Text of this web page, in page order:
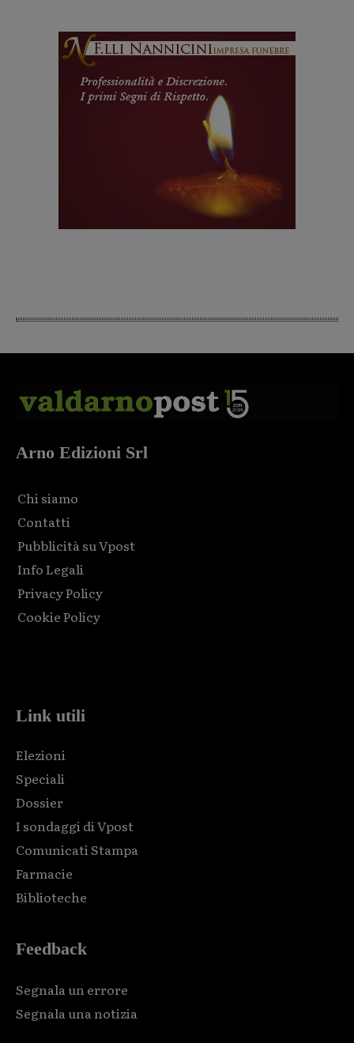
Arno Edizioni Srl
Chi siamo
Contatti
Pubblicità su Vpost
Info Legali
Privacy Policy
Cookie Policy
Link utili
Elezioni
Speciali
Dossier
I sondaggi di Vpost
Comunicati Stampa
Farmacie
Biblioteche
Feedback
Segnala un errore
Segnala una notizia